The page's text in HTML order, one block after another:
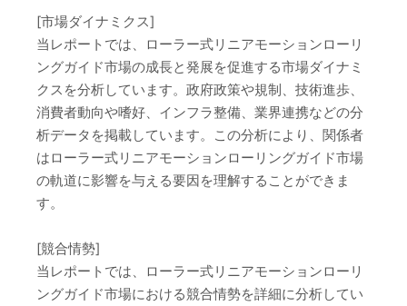
[市場ダイナミクス]
当レポートでは、ローラー式リニアモーションローリ
ングガイド市場の成長と発展を促進する市場ダイナミ
クスを分析しています。政府政策や規制、技術進歩、
消費者動向や嗜好、インフラ整備、業界連携などの分
析データを掲載しています。この分析により、関係者
はローラー式リニアモーションローリングガイド市場
の軌道に影響を与える要因を理解することができま
す。
[競合情勢]
当レポートでは、ローラー式リニアモーションローリ
ングガイド市場における競合情勢を詳細に分析してい